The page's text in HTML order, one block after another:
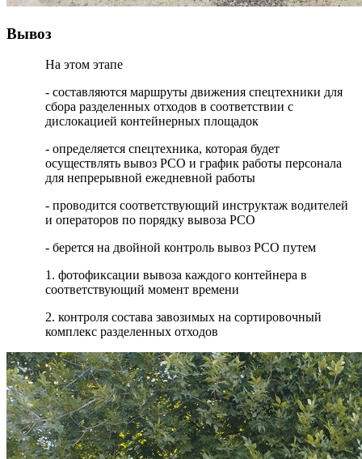
Вывоз
На этом этапе
- составляются маршруты движения спецтехники для
сбора разделенных отходов в соответствии с
дислокацией контейнерных площадок
- определяется спецтехника, которая будет
осуществлять вывоз РСО и график работы персонала
для непрерывной ежедневной работы
- проводится соответствующий инструктаж водителей
и операторов по порядку вывоза РСО
- берется на двойной контроль вывоз РСО путем
1. фотофиксации вывоза каждого контейнера в
соответствующий момент времени
2. контроля состава завозимых на сортировочный
комплекс разделенных отходов